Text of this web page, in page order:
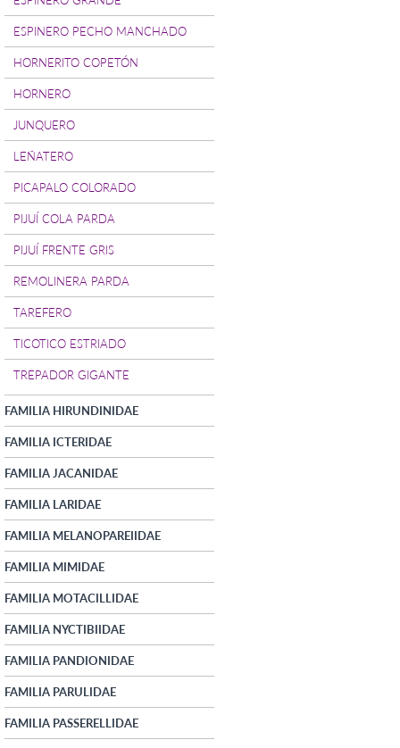
ESPINERO PECHO MANCHADO
HORNERITO COPETÓN
HORNERO
JUNQUERO
LEÑATERO
PICAPALO COLORADO
PIJUÍ COLA PARDA
PIJUÍ FRENTE GRIS
REMOLINERA PARDA
TAREFERO
TICOTICO ESTRIADO
TREPADOR GIGANTE
FAMILIA HIRUNDINIDAE
FAMILIA ICTERIDAE
FAMILIA JACANIDAE
FAMILIA LARIDAE
FAMILIA MELANOPAREIIDAE
FAMILIA MIMIDAE
FAMILIA MOTACILLIDAE
FAMILIA NYCTIBIIDAE
FAMILIA PANDIONIDAE
FAMILIA PARULIDAE
FAMILIA PASSERELLIDAE